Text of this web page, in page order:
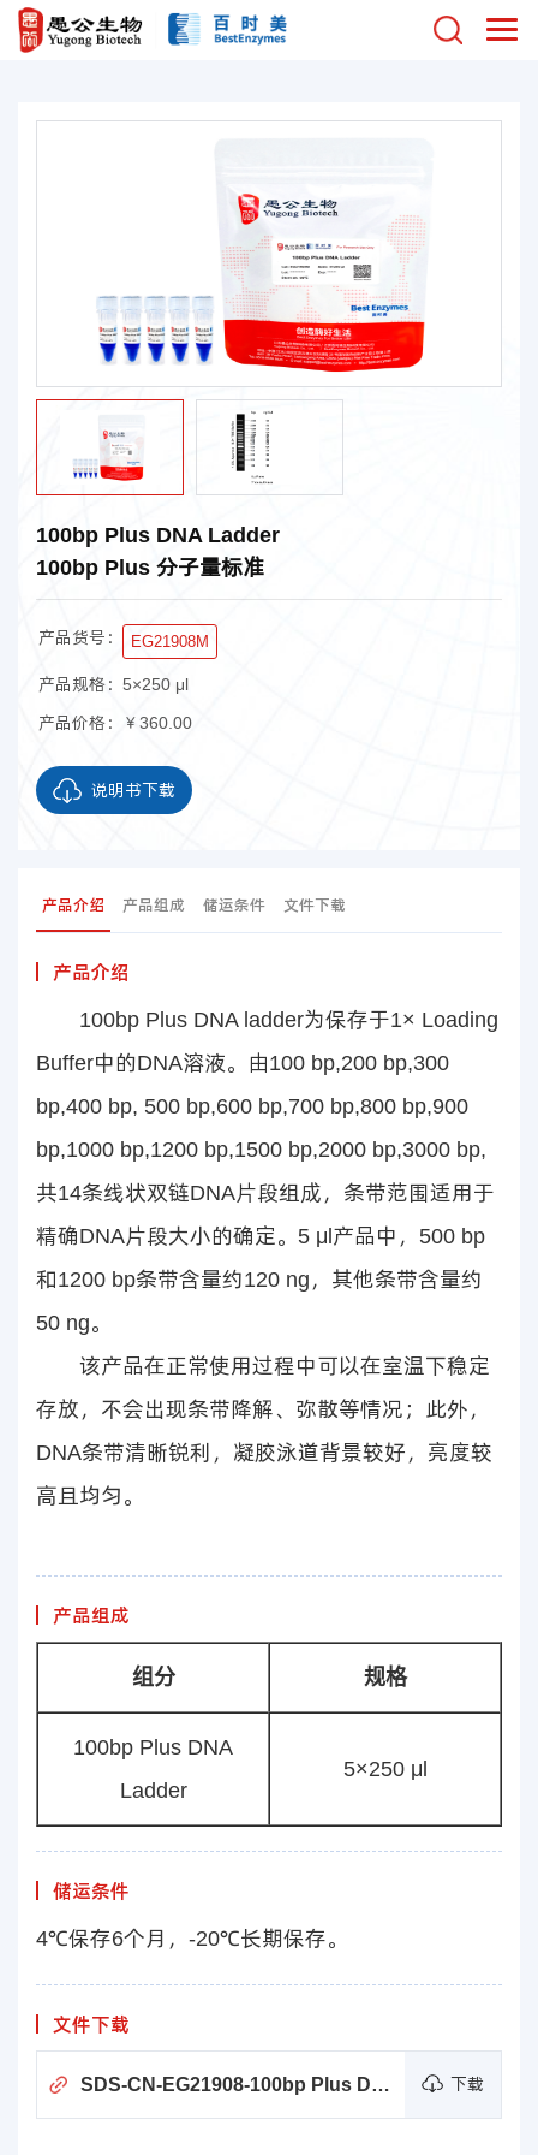
100bp Plus DNA Ladder
100bp Plus 分子量标准
产品货号： EG21908M
产品规格： 5×250 μl
产品价格：
￥360.00
说明书下载
产品介绍 产品组成 储运条件 文件下载
产品介绍
100bp Plus DNA ladder为保存于1× Loading
Buffer中的DNA溶液。由100 bp,200 bp,300
bp,400 bp, 500 bp,600 bp,700 bp,800 bp,900
bp,1000 bp,1200 bp,1500 bp,2000 bp,3000 bp,
共14条线状双链DNA片段组成，条带范围适用于
精确DNA片段大小的确定。5 μl产品中，500 bp
和1200 bp条带含量约120 ng，其他条带含量约
50 ng。
该产品在正常使用过程中可以在室温下稳定
存放，不会出现条带降解、弥散等情况；此外，
DNA条带清晰锐利，凝胶泳道背景较好，亮度较
高且均匀。
产品组成
组分 规格
100bp Plus DNA
Ladder
5×250 μl
储运条件
4℃保存6个月，-20℃长期保存。
文件下载
下载
SDS-CN-EG21908-100bp Plus DNA Ladder